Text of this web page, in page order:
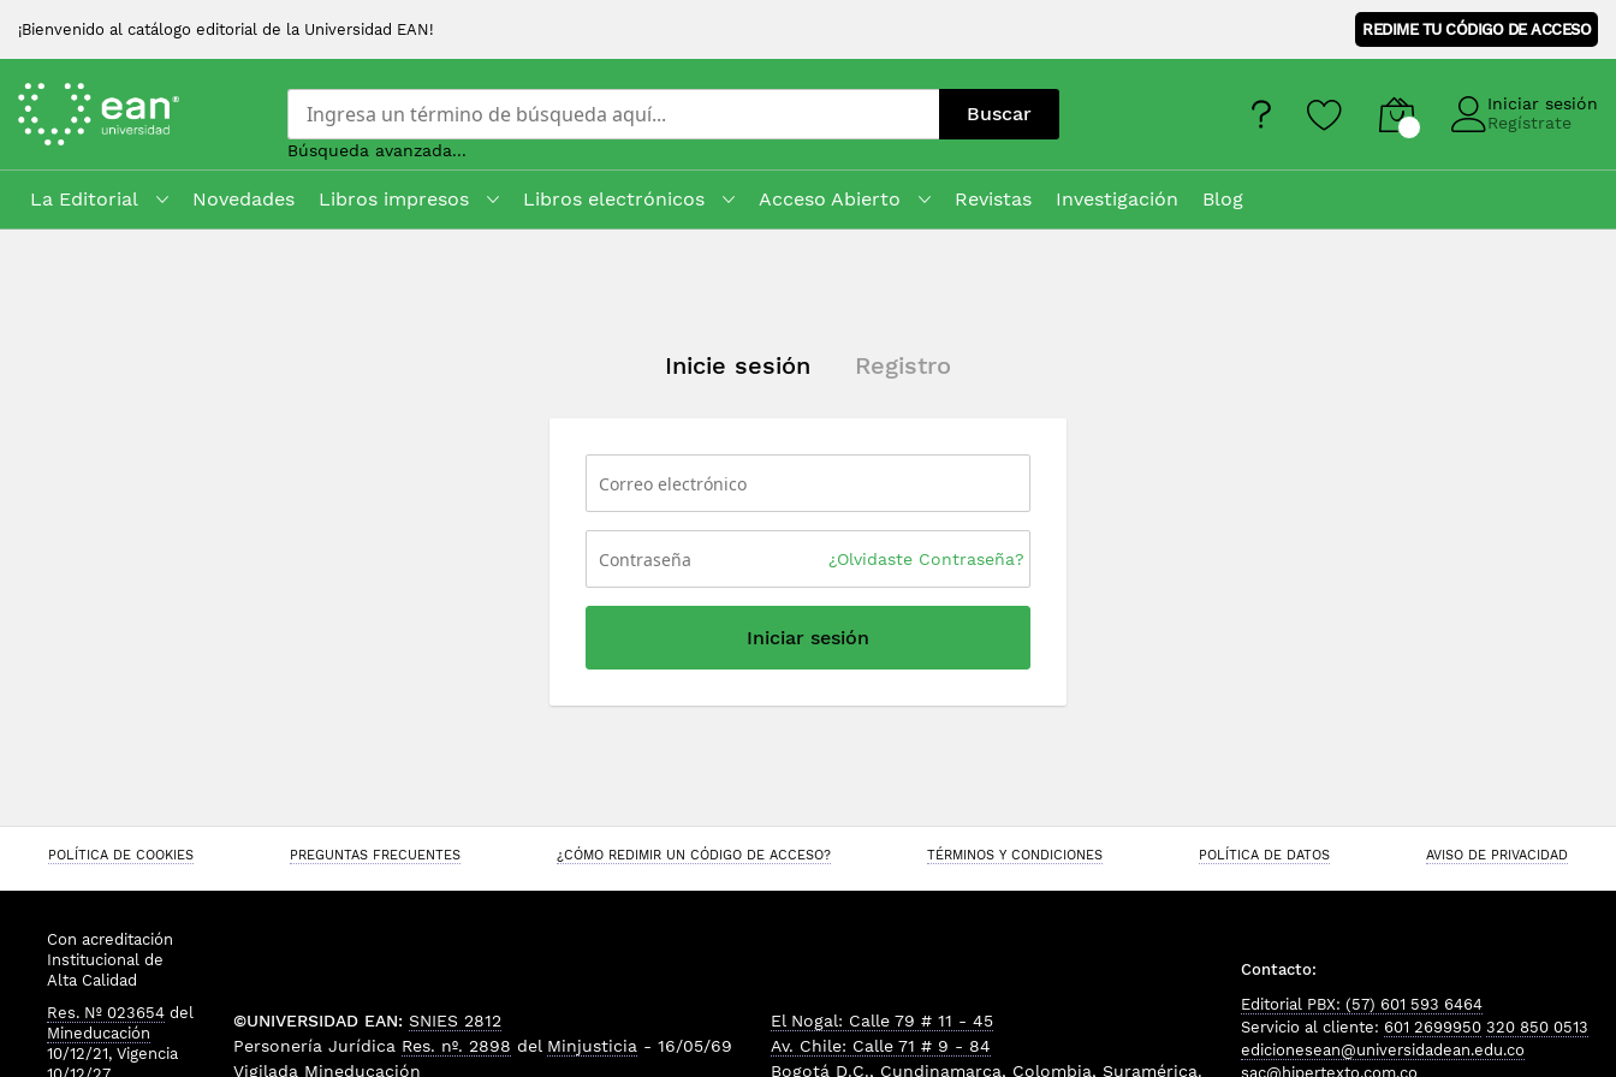
¡Bienvenido al catálogo editorial de la Universidad EAN! REDIME TU CÓDIGO DE ACCESO
Buscar
Búsqueda avanzada...
Iniciar sesión
Regístrate
La Editorial Novedades Libros impresos Libros electrónicos Acceso Abierto Revistas Investigación
Blog
Inicie sesión Registro
¿Olvidaste Contraseña?
Iniciar sesión
POLÍTICA DE COOKIES PREGUNTAS FRECUENTES ¿CÓMO REDIMIR UN CÓDIGO DE ACCESO? TÉRMINOS Y CONDICIONES POLÍTICA DE DATOS AVISO DE PRIVACIDAD
Con acreditación
Institucional de
Alta Calidad
Res. Nº 023654 del
Mineducación
10/12/21, Vigencia
©UNIVERSIDAD EAN: SNIES 2812
Personería Jurídica Res. nº. 2898 del Minjusticia - 16/05/69
Vigilada Mineducación
El Nogal: Calle 79 # 11 - 45
Av. Chile: Calle 71 # 9 - 84
Bogotá D.C., Cundinamarca, Colombia, Suramérica.
Contacto:
Editorial PBX: (57) 601 593 6464
Servicio al cliente: 601 2699950 320 850 0513
edicionesean@universidadean.edu.co
sac@hipertexto.com.co